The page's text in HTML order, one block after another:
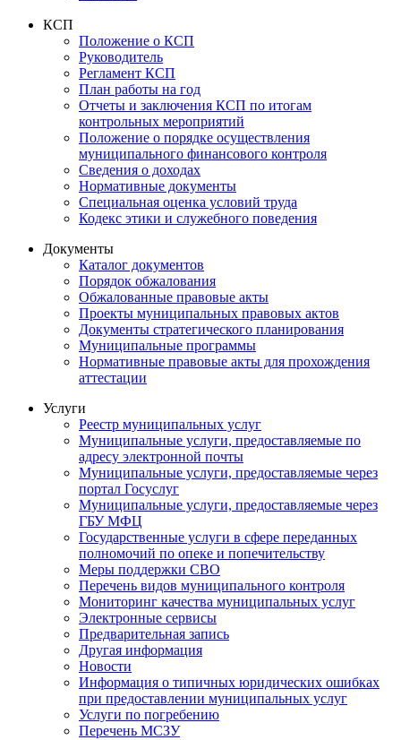
КСП
Положение о КСП
Руководитель
Регламент КСП
План работы на год
Отчеты и заключения КСП по итогам
контрольных мероприятий
Положение о порядке осуществления
муниципального финансового контроля
Сведения о доходах
Нормативные документы
Специальная оценка условий труда
Кодекс этики и служебного поведения
Документы
Каталог документов
Порядок обжалования
Обжалованные правовые акты
Проекты муниципальных правовых актов
Документы стратегического планирования
Муниципальные программы
Нормативные правовые акты для прохождения
аттестации
Услуги
Реестр муниципальных услуг
Муниципальные услуги, предоставляемые по
адресу электронной почты
Муниципальные услуги, предоставляемые через
портал Госуслуг
Муниципальные услуги, предоставляемые через
ГБУ МФЦ
Государственные услуги в сфере переданных
полномочий по опеке и попечительству
Меры поддержки СВО
Перечень видов муниципального контроля
Мониторинг качества муниципальных услуг
Электронные сервисы
Предварительная запись
Другая информация
Новости
Информация о типичных юридических ошибках
при предоставлении муниципальных услуг
Услуги по погребению
Перечень МСЗУ